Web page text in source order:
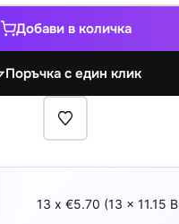
Добави в количка
Поръчка с един клик
13 x €5.70 (13 x 11.15